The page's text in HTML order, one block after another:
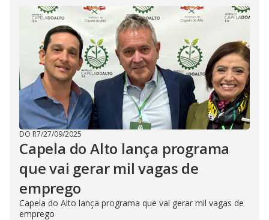
DO R7/27/09/2025
Capela do Alto lança programa
que vai gerar mil vagas de
emprego
Capela do Alto lança programa que vai gerar mil vagas de
emprego